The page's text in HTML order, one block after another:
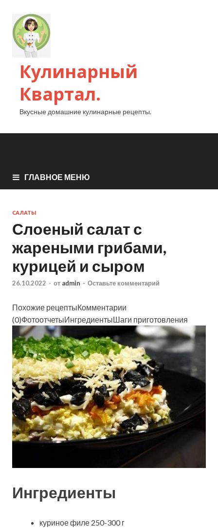
Кулинарный
Квартал.
Вкусные домашние кулинарные рецепты.
ГЛАВНОЕ МЕНЮ
САЛАТЫ
Слоеный салат с
жареными грибами,
курицей и сыром
26.10.2022 - от admin - Оставьте комментарий
Похожие рецептыКомментарии
(0)ФотоотчетыИнгредиентыШаги приготовления
Ингредиенты
куриное филе 250-300 г